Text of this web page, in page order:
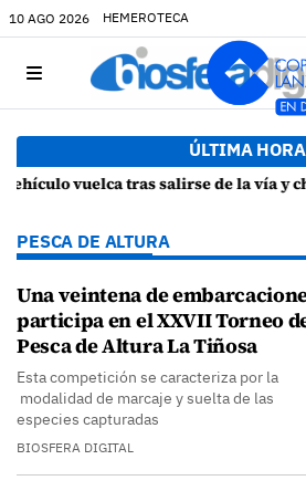
10 AGO 2026 HEMEROTECA
ÚLTIMA HORA
y chocar contra una farola en Uga
09:57 h.
PESCA DE ALTURA
Una veintena de
participa en el XXVII Torneo
Pesca de Altura La Tiñosa
Esta competición se caracteriza por la
modalidad de marcaje y suelta de las
especies capturadas
BIOSFERA DIGITAL